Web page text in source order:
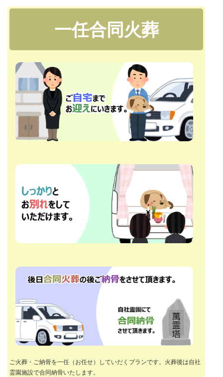
一任合同火葬
ご火葬・ご納骨を一任（お任せ）していだくプランです。火葬後は自社
霊園施設で合同納骨いたします。